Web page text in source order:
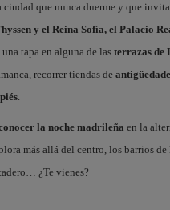
que nunca duerme y que invita
y el Reina Sofía, el Palacio
tapa en alguna de las terrazas de
recorrer tiendas de
.
la noche madrileña en la
más allá del centro, los barrios
¿Te vienes?